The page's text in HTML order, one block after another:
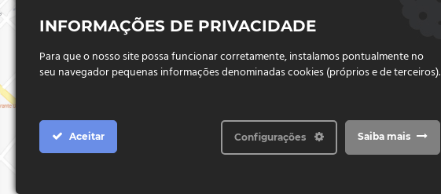
INFORMAÇÕES DE PRIVACIDADE
Para que o nosso site possa funcionar corretamente, instalamos pontualmente no
seu navegador pequenas informações denominadas cookies (próprios e de terceiros).
Aceitar Saiba mais
Configurações